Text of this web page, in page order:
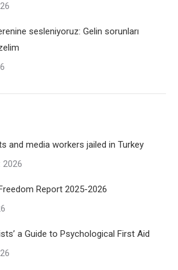
sesleniyoruz: Gelin sorunları
and media workers jailed in Turkey
2026
Report 2025-2026
a Guide to Psychological First Aid